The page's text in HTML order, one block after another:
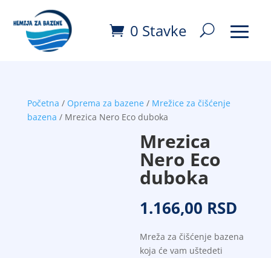
0 Stavke
Početna / Oprema za bazene/ Mrežice za čišćenje
bazena / Mrezica Nero Eco duboka
Mrezica
Nero Eco
duboka
1.166,00 RSD
Mreža za čišćenje bazena
koja će vam uštedeti